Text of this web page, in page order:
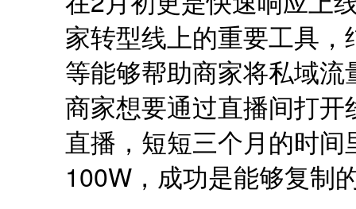
家转型线上的重要工具
等能够帮助商家将私域
商家想要通过直播间打
直播，短短三个月的时
100W，成功是能够复制